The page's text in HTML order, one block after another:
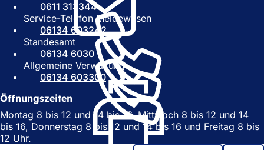
n
e
m
n
e
u
e
n
T
a
b
e
i
n
e
m
n
e
u
e
n
T
a
0611 313344
Service-Telefon Meldewesen
06134 603242
Standesamt
06134 6030
Allgemeine Verwaltung
06134 603300
Öffnungszeiten
Montag 8 bis 12 und 14 bis 16, Mittwoch 8 bis 12 und 14
bis 16, Donnerstag 8 bis 12 und 14 bis 16 und Freitag 8 bis
12 Uhr.